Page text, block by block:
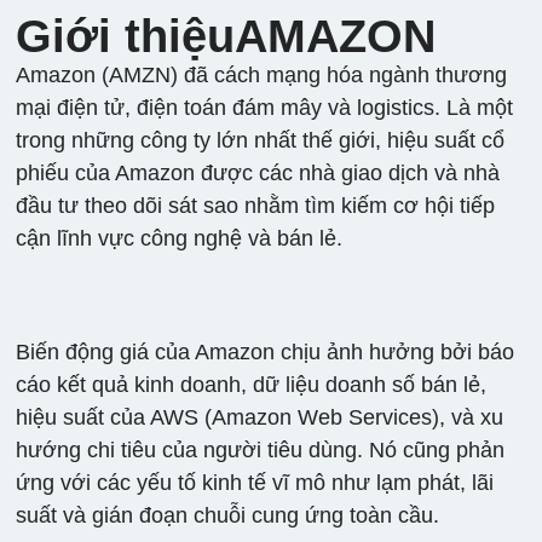
Giới thiệuAMAZON
Amazon (AMZN) đã cách mạng hóa ngành thương
mại điện tử, điện toán đám mây và logistics. Là một
trong những công ty lớn nhất thế giới, hiệu suất cổ
phiếu của Amazon được các nhà giao dịch và nhà
đầu tư theo dõi sát sao nhằm tìm kiếm cơ hội tiếp
cận lĩnh vực công nghệ và bán lẻ.
Biến động giá của Amazon chịu ảnh hưởng bởi báo
cáo kết quả kinh doanh, dữ liệu doanh số bán lẻ,
hiệu suất của AWS (Amazon Web Services), và xu
hướng chi tiêu của người tiêu dùng. Nó cũng phản
ứng với các yếu tố kinh tế vĩ mô như lạm phát, lãi
suất và gián đoạn chuỗi cung ứng toàn cầu.